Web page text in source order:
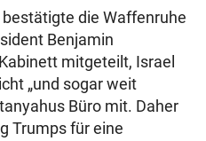
die Waffenruhe
Benjamin
mitgeteilt, Israel
„und sogar weit
Büro mit. Daher
Trumps für eine